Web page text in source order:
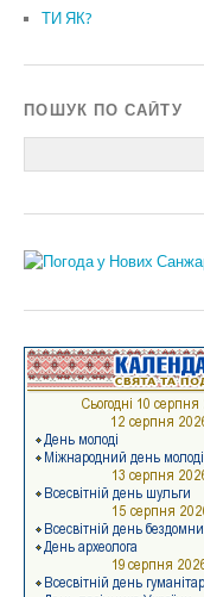
ТИ ЯК?
ПОШУК ПО САЙТУ